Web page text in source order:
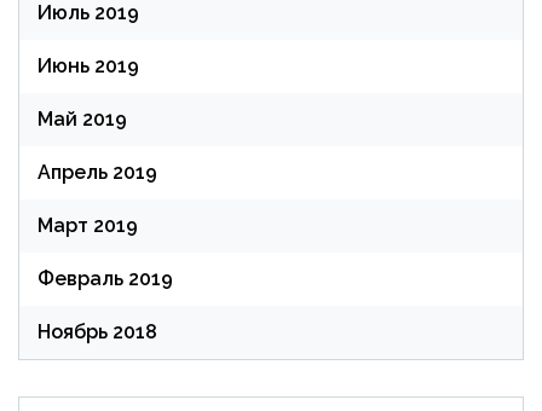
Июль 2019
Июнь 2019
Май 2019
Апрель 2019
Март 2019
Февраль 2019
Ноябрь 2018